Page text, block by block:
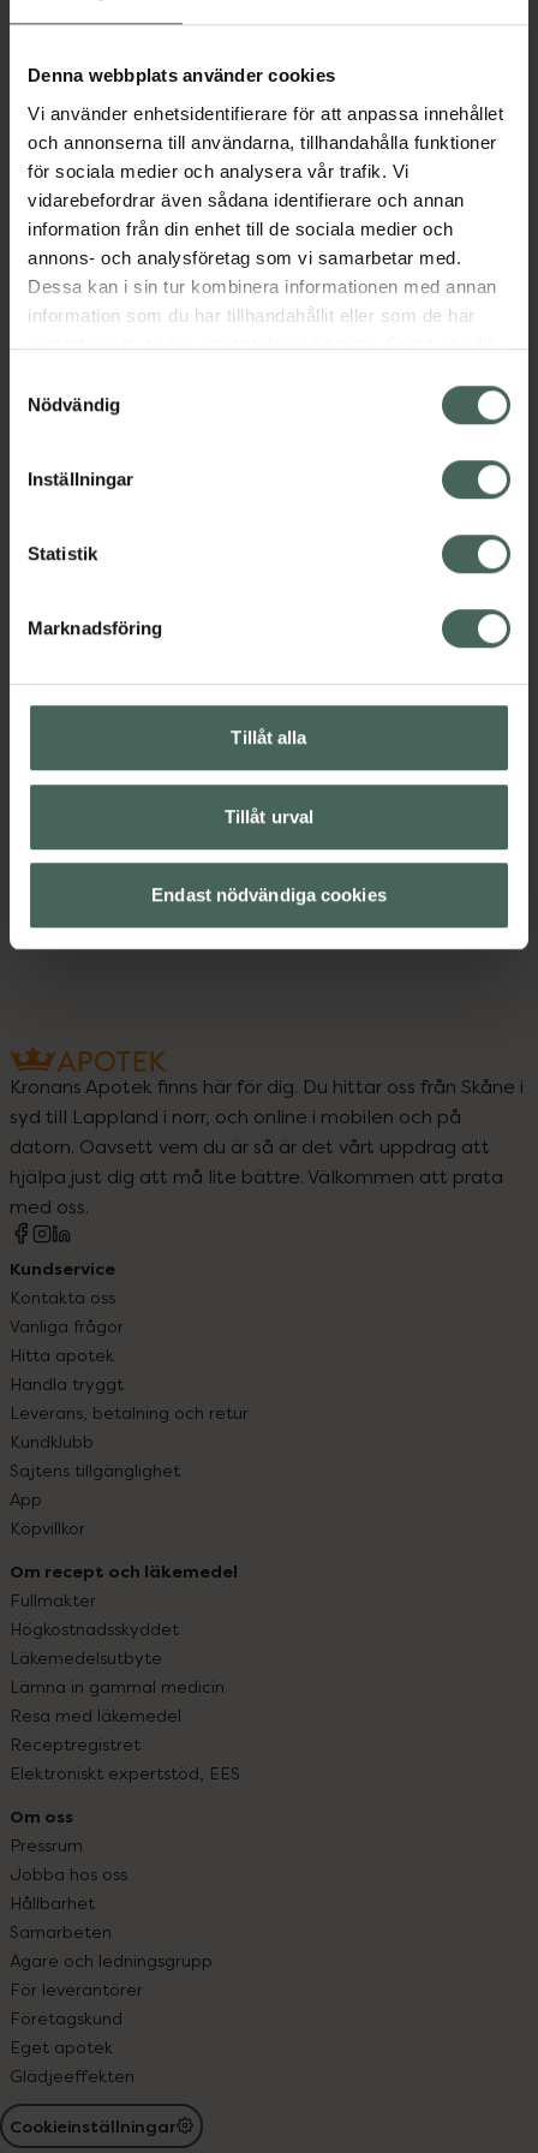
Denna webbplats använder cookies
Vi använder enhetsidentifierare för att anpassa innehållet
och annonserna till användarna, tillhandahålla funktioner
för sociala medier och analysera vår trafik. Vi
vidarebefordrar även sådana identifierare och annan
information från din enhet till de sociala medier och
annons- och analysföretag som vi samarbetar med.
Dessa kan i sin tur kombinera informationen med annan
information som du har tillhandahållit eller som de har
samlat in när du har använt deras tjänster. Samtycke till
återkalla ditt samtycke via webbplatsens
cookieinställningar. Ett återkallat samtycke påverkar inte
lagligheten av behandling som skett innan återkallelsen.
Nödvändig
Inställningar
Statistik
Marknadsföring
Tillåt alla
Tillåt urval
Endast nödvändiga cookies
ursprung.• Formulerad utanammoniak eller
användoch testad av professionella
färgexperter.• Upp till 97%mindre hårbrott*.•
Våra testsalongstylist använde datafrån 100+
nyanser för att bestämma de mest exakta
ochrelevanta tonförbättrande nyanserna.•
Säker att använda påfärgat hår.• Inte lämplig
för grå täckning.
Kategorier:
Vegansk hårvård
Veganska produkter
Visa
Visa
Upptäck flera produkter inom
Hårvård
Veganska produkter
Kronans Apotek finns här för dig. Du hittar oss från Skåne i
syd till Lappland i norr, och online i mobilen och på
datorn. Oavsett vem du är så är det vårt uppdrag att
hjälpa just dig att må lite bättre. Välkommen att prata
med oss.
Kundservice
Kontakta oss
Vanliga frågor
Hitta apotek
Handla tryggt
Leverans, betalning och retur
Kundklubb
Sajtens tillgänglighet
App
Köpvillkor
Om recept och läkemedel
Fullmakter
Högkostnadsskyddet
Läkemedelsutbyte
Lämna in gammal medicin
Resa med läkemedel
Receptregistret
Elektroniskt expertstöd, EES
Om oss
Pressrum
Jobba hos oss
Hållbarhet
Samarbeten
Ägare och ledningsgrupp
För leverantörer
Företagskund
Eget apotek
Glädjeeffekten
Cookieinställningar